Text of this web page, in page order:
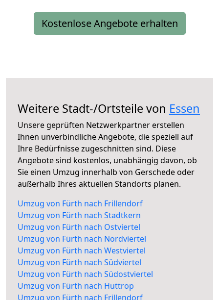
Kostenlose Angebote erhalten
Weitere Stadt-/Ortsteile von Essen
Unsere geprüften Netzwerkpartner erstellen
Ihnen unverbindliche Angebote, die speziell auf
Ihre Bedürfnisse zugeschnitten sind. Diese
Angebote sind kostenlos, unabhängig davon, ob
Sie einen Umzug innerhalb von Gerschede oder
außerhalb Ihres aktuellen Standorts planen.
Umzug von Fürth nach Frillendorf
Umzug von Fürth nach Stadtkern
Umzug von Fürth nach Ostviertel
Umzug von Fürth nach Nordviertel
Umzug von Fürth nach Westviertel
Umzug von Fürth nach Südviertel
Umzug von Fürth nach Südostviertel
Umzug von Fürth nach Huttrop
Umzug von Fürth nach Frillendorf